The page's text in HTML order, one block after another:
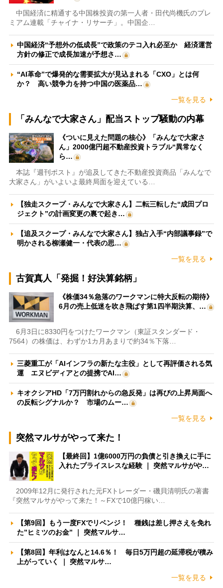
中国経済に精通する中国株投資の第一人者・田代尚機氏のプレ
ミアム連載「チャイナ・リサーチ」。中国企…
中国経済“予想外の低成長”で政策のテコ入れ必至か 経済運営
方針の修正で成長加速が予想さ…
“AI革命”で爆発的な需要拡大が見込まれる「CXO」とは何
か？ 高い競争力を持つ中国の医薬品…
一覧を見る
「みんなで大家さん」配当ストップ騒動の内幕
《ついに見えた問題の核心》「みんなで大家さ
ん」2000億円超不動産投資トラブル“異常なく
ら…
本誌『週刊ポスト』が追及してきた不動産投資商品「みんなで
大家さん」がいよいよ最終局面を迎えている…
【独走スクープ・みんなで大家さん】二転三転した“成田プロ
ジェクト”の計画変更の裏で起き…
【追及スクープ・みんなで大家さん】独占入手“内部議事録”で
明かされる柳瀬健一・代表の思…
一覧を見る
古賀真人「発掘！好決算銘柄」
《株価34％急落のワークマンに特大反転の期待》
6月の売上低迷を吹き飛ばす第1四半期決算、…
6月3日に8330円をつけたワークマン（東証スタンダード・
7564）の株価は、わずか1カ月あまりで約34％下落…
三菱重工が「AIインフラの新たな主役」として再評価される気
運 エヌビディアとの提携でAI…
キオクシアHD「7万円割れからの急反発」は再びの上昇局面へ
の反転シグナルか？ 市場のムー…
一覧を見る
突然マルサがやって来た！
【最終回】1億6000万円の負債と引き換えに手に
入れたプライスレスな経験 ｜ 突然マルサがや…
2009年12月に発行された元FXトレーダー・磯貝清明氏の著書
『突然マルサがやって来た！～FXで10億円稼い…
【第9回】もう一度FXでリベンジ！ 種銭は差し押さえを免れ
た”ヒミツのお金” ｜ 突然マルサ…
【第8回】年利はなんと14.6％！ 毎日5万円超の延滞税が積み
上がっていく ｜ 突然マルサ…
一覧を見る